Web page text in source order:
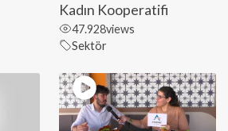
Kadın Kooperatifi
47.928views
Sektör